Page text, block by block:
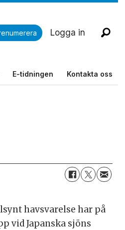
Logga in
E-tidningen Kontakta oss
havsvarelse har på
vid Japanska sjöns